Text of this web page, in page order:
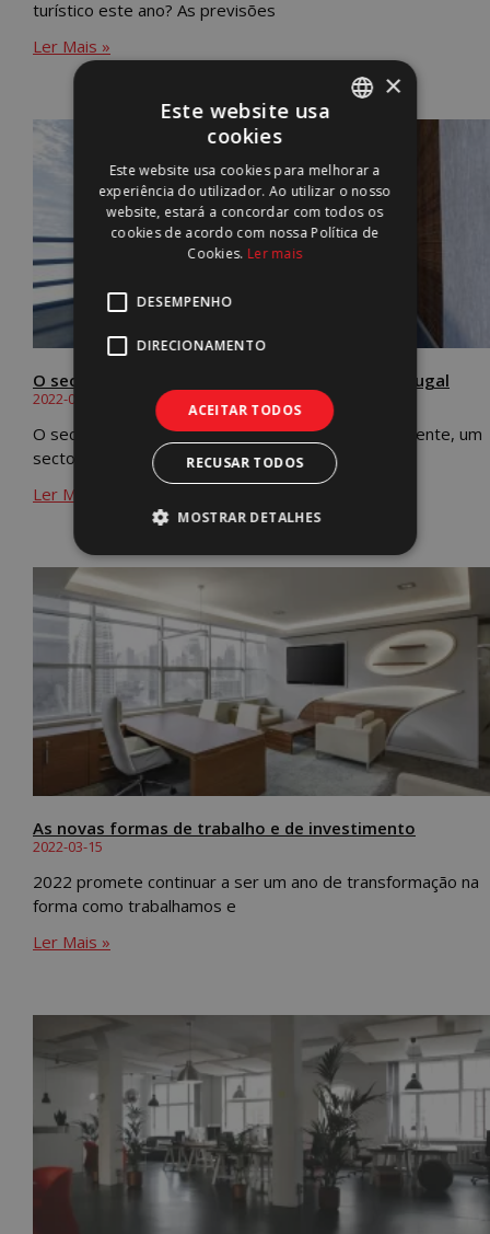
turístico este ano? As previsões
Ler Mais »
O sector da Construção e Arquitectura em Portugal
2022-03-26
O sector da construção e arquitectura é, habitualmente, um
sector que funciona como barómetro
Ler Mais »
As novas formas de trabalho e de investimento
2022-03-15
2022 promete continuar a ser um ano de transformação na
forma como trabalhamos e
Ler Mais »
ENGLISH
×
Este website usa
cookies
Este website usa cookies para melhorar a
experiência do utilizador. Ao utilizar o nosso
website, estará a concordar com todos os
cookies de acordo com nossa Política de
Cookies. Ler mais
DESEMPENHO
DIRECIONAMENTO
ACEITAR TODOS
RECUSAR TODOS
MOSTRAR DETALHES